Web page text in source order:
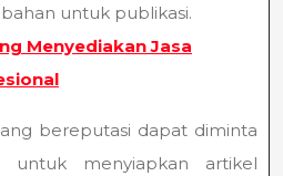
untuk publikasi.
Menyediakan Jasa
bereputasi dapat diminta
untuk menyiapkan artikel